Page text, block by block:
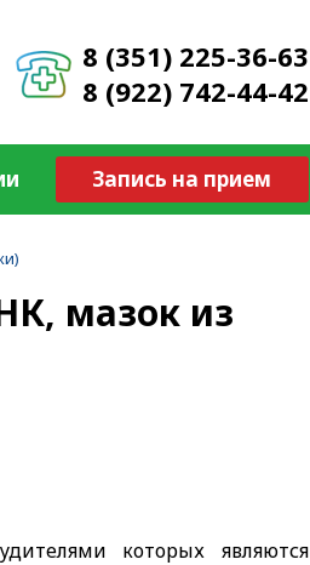
8 (351) 225-36-63
8 (922) 742-44-42
Запись на прием
мазок из
которых являются